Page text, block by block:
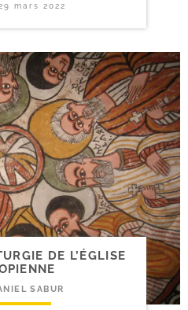
mars 2022
DE L’ÉGLISE
SABUR